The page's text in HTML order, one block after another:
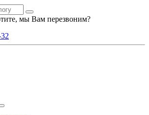
мы Вам перезвоним?